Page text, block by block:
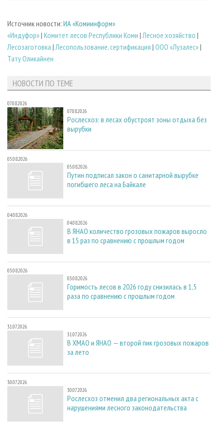
Источник новости: ИА «Комиинформ»
«Индуфор»| Комитет лесов Республики Коми |Лесное хозяйство |
Лесозаготовка |Лесопользование, сертификация | ООО «Лузалес»|
Тату Оликайнен
НОВОСТИ ПО ТЕМЕ
07.08.2026
07.08.2026
Рослесхоз: в лесах обустроят зоны отдыха без
вырубки
05.08.2026
05.08.2026
Путин подписал закон о санитарной вырубке
погибшего леса на Байкале
04.08.2026
04.08.2026
В ЯНАО количество грозовых пожаров выросло
в 15 раз по сравнению с прошлым годом
03.08.2026
03.08.2026
Горимость лесов в 2026 году снизилась в 1,5
раза по сравнению с прошлым годом
31.07.2026
31.07.2026
В ХМАО и ЯНАО — второй пик грозовых пожаров
за лето
30.07.2026
30.07.2026
Рослесхоз отменил два региональных акта с
нарушениями лесного законодательства